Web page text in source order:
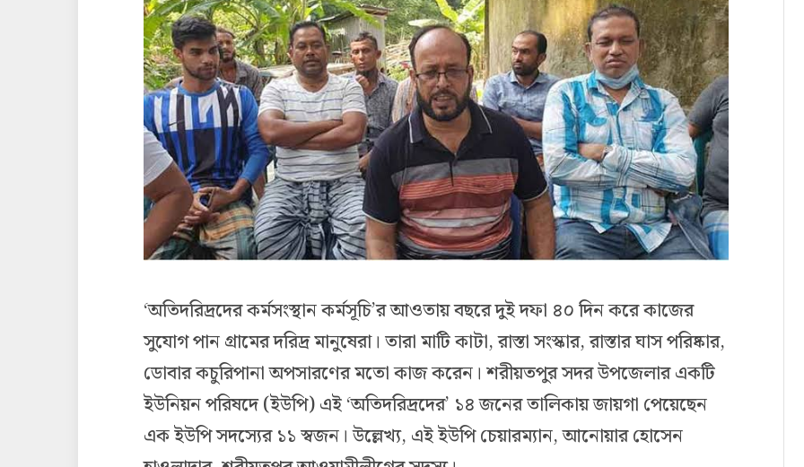
‘অতিদরিদ্রদের কর্মসংস্থান কর্মসূচি’র আওতায় বছরে দুই দফা ৪০ দিন করে কাজের
সুযোগ পান গ্রামের দরিদ্র মানুষেরা। তারা মাটি কাটা, রাস্তা সংস্কার, রাস্তার ঘাস পরিষ্কার,
ডোবার কচুরিপানা অপসারণের মতো কাজ করেন। শরীয়তপুর সদর উপজেলার একটি
ইউনিয়ন পরিষদে (ইউপি) এই ‘অতিদরিদ্রদের’ ১৪ জনের তালিকায় জায়গা পেয়েছেন
এক ইউপি সদস্যের ১১ স্বজন। উল্লেখ্য, এই ইউপি চেয়ারম্যান, আনোয়ার হোসেন